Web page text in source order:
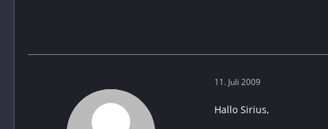
11. Juli 2009
Hallo Sirius,